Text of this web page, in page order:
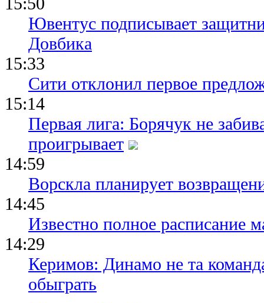
Ювентус подписывает
Довбика
15:33
Сити отклонил первое
15:14
Первая лига: Борячук не
проигрывает
14:59
Ворскла планирует
14:45
Известно полное расписание
14:29
Керимов: Динамо не та
обыграть